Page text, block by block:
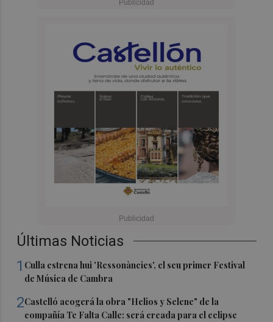
Últimas Noticias
1 Culla estrena hui 'Ressonàncies', el seu primer Festival
de Música de Cambra
2Castelló acogerá la obra "Helios y Selene" de la
compañía Te Falta Calle: será creada para el eclipse